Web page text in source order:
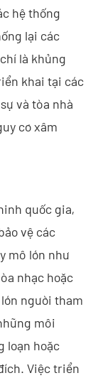
hệ thống
lại các
là khủng
khai tại các
và tòa nhà
cơ xâm
quốc gia,
vệ các
mô lớn như
nhạc hoặc
người tham
môi
loạn hoặc
Việc triển